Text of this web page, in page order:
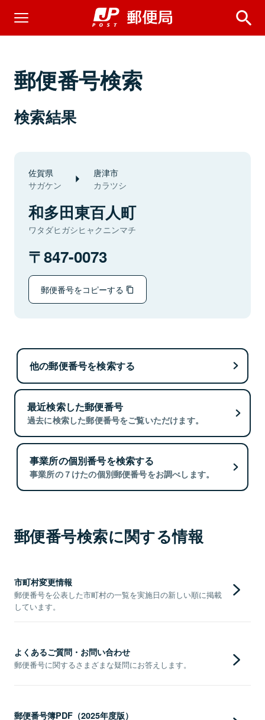
郵便番号検索
検索結果
佐賀県
サガケン
唐津市
カラツシ
和多田東百人町
ワタダヒガシヒャクニンマチ
847-0073
郵便番号をコピーする
他の郵便番号を検索する
最近検索した郵便番号
過去に検索した郵便番号をご覧いただけます。
事業所の個別番号を検索する
事業所の７けたの個別郵便番号をお調べします。
郵便番号検索に関する情報
市町村変更情報
郵便番号を公表した市町村の一覧を実施日の新しい順に掲載
しています。
よくあるご質問・お問い合わせ
郵便番号に関するさまざまな疑問にお答えします。
郵便番号簿PDF（2025年度版）